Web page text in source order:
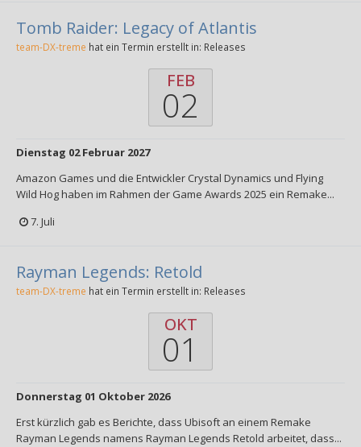
Tomb Raider: Legacy of Atlantis
team-DX-treme hat ein Termin erstellt in: Releases
FEB
02
Dienstag 02 Februar 2027
Amazon Games und die Entwickler Crystal Dynamics und Flying
Wild Hog haben im Rahmen der Game Awards 2025 ein Remake...
7. Juli
Rayman Legends: Retold
team-DX-treme hat ein Termin erstellt in: Releases
OKT
01
Donnerstag 01 Oktober 2026
Erst kürzlich gab es Berichte, dass Ubisoft an einem Remake
Rayman Legends namens Rayman Legends Retold arbeitet, dass...